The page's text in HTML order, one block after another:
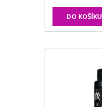
DO KOŠÍKU